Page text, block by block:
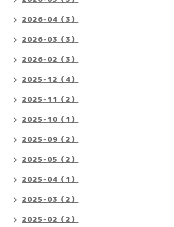
2026-04（3）
2026-03（3）
2026-02（3）
2025-12（4）
2025-11（2）
2025-10（1）
2025-09（2）
2025-05（2）
2025-04（1）
2025-03（2）
2025-02（2）